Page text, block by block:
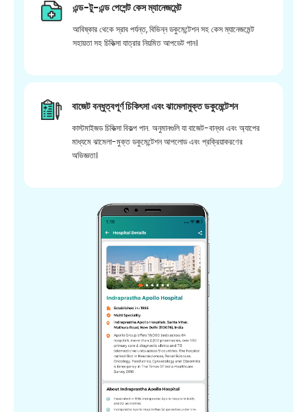
এন্ড-টু-এন্ড পেশেন্ট কেস ম্যানেজমেন্ট
আবিষ্কার থেকে স্রাব পর্যন্ত, বিভিন্ন ডকুমেন্টেশন সহ কেস ম্যানেজমেন্ট
সহায়তা সহ চিকিত্সা যাত্রার নিয়মিত আপডেট পান।
বাজেট বন্ধুত্বপূর্ণ চিকিৎসা এবং ঝামেলামুক্ত ডকুমেন্টেশন
কাস্টমাইজড চিকিত্সা বিকল্প পান. অনুমানগুলি যা বাজেট-বান্ধব এবং অ্যাপের
মাধ্যমে ঝামেলা-মুক্ত ডকুমেন্টেশন আপলোড এবং প্রক্রিয়াকরণের
অভিজ্ঞতা।